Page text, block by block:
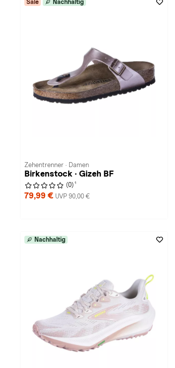
Sale Nachhaltig
Zehentrenner · Damen
Birkenstock · Gizeh BF
(0) 1
79,99 € UVP 90,00 €
Nachhaltig